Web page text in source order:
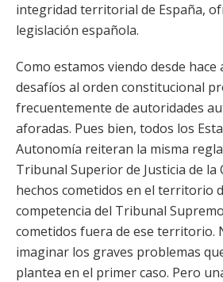
integridad territorial de España,
legislación española.
Como estamos viendo desde
desafíos al orden constitucional
frecuentemente de autoridades
aforadas. Pues bien, todos los
Autonomía reiteran la misma
Tribunal Superior de Justicia de la
hechos cometidos en el territorio
competencia del Tribunal
cometidos fuera de ese territorio.
imaginar los graves problemas
plantea en el primer caso. Pero